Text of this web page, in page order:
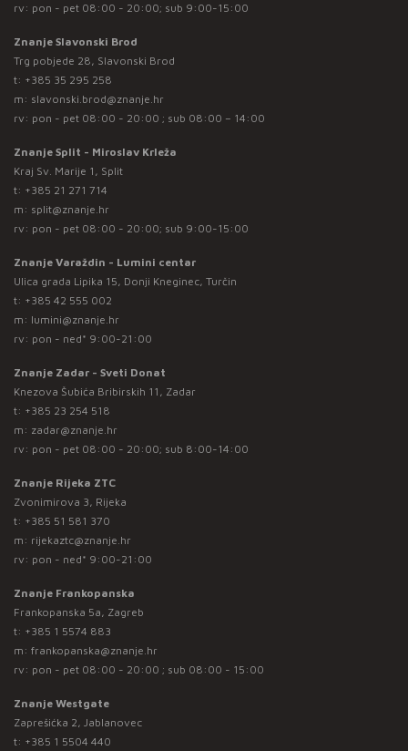
rv: pon - pet 08:00 - 20:00; sub 9:00-15:00
Znanje Slavonski Brod
Trg pobjede 28, Slavonski Brod
t: +385 35 295 258
m: slavonski.brod@znanje.hr
rv: pon - pet 08:00 - 20:00 ; sub 08:00 – 14:00
Znanje Split - Miroslav Krleža
Kraj Sv. Marije 1, Split
t: +385 21 271 714
m: split@znanje.hr
rv: pon - pet 08:00 - 20:00; sub 9:00-15:00
Znanje Varaždin - Lumini centar
Ulica grada Lipika 15, Donji Kneginec, Turčin
t: +385 42 555 002
m: lumini@znanje.hr
rv: pon - ned* 9:00-21:00
Znanje Zadar - Sveti Donat
Knezova Šubića Bribirskih 11, Zadar
t: +385 23 254 518
m: zadar@znanje.hr
rv: pon - pet 08:00 - 20:00; sub 8:00-14:00
Znanje Rijeka ZTC
Zvonimirova 3, Rijeka
t: +385 51 581 370
m: rijekaztc@znanje.hr
rv: pon - ned* 9:00-21:00
Znanje Frankopanska
Frankopanska 5a, Zagreb
t: +385 1 5574 883
m: frankopanska@znanje.hr
rv: pon - pet 08:00 - 20:00 ; sub 08:00 - 15:00
Znanje Westgate
Zaprešićka 2, Jablanovec
t: +385 1 5504 440